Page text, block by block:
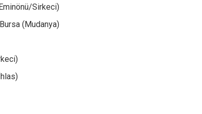
Sirkeci)
(Mudanya)